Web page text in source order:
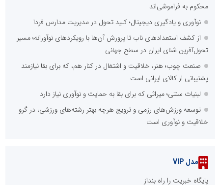
محکوم به فراموشی‌اند
نوآوری و یادگیری دیجیتال؛ کلید تحول در مدیریت مدارس فردا
از کشف استعدادهای ناب تا پرورش آن‌ها با رویکردهای نوآورانه؛ مسیر
تحول‌آفرین شنای ایران در سطح جهانی
صنعت چوب؛ هنر، خلاقیت و اشتغال در کنار هم، که برای بقا نیازمند
پشتیبانی از کالای ایرانی است
لبنیات سنتی؛ میراثی که برای بقا به حمایت و نوآوری نیاز دارد
توسعه ورزش‌های رزمی و ترویج هرچه بهتر رشته‌های ورزشی، در گرو
خلاقیت و نوآوری است
مدل VIP
پایگاه خبریت را راه بنداز